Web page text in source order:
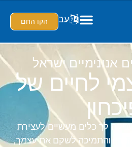
הקו החם עב
אנונימיים ישראל
לחיים של
מעניקה לך כלים מעשיים לעצירת
והתמיכה לשקם את עצמך,